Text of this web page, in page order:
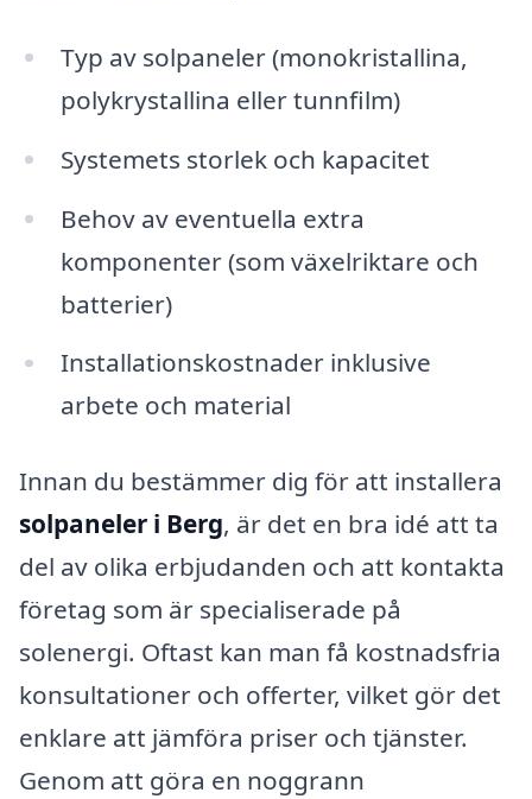
Typ av solpaneler (monokristallina,
polykrystallina eller tunnfilm)
Systemets storlek och kapacitet
Behov av eventuella extra
komponenter (som växelriktare och
batterier)
Installationskostnader inklusive
arbete och material
Innan du bestämmer dig för att installera
solpaneler i Berg, är det en bra idé att ta
del av olika erbjudanden och att kontakta
företag som är specialiserade på
solenergi. Oftast kan man få kostnadsfria
konsultationer och offerter, vilket gör det
enklare att jämföra priser och tjänster.
Genom att göra en noggrann